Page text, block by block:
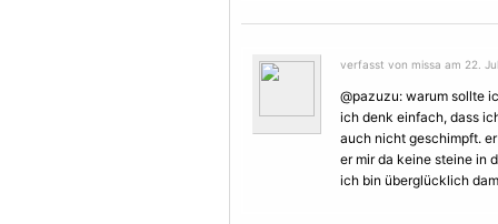
verfasst von missa am 22.
@pazuzu: warum sollte
ich denk einfach, dass
auch nicht geschimpft.
er mir da keine steine in
ich bin überglücklich